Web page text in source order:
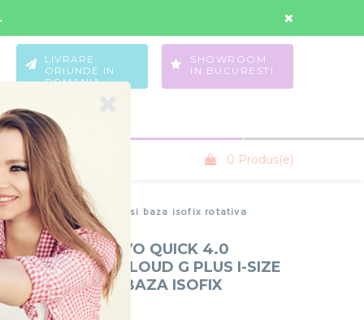
Wishlist
LIVRARE
ORIUNDE IN
ROMANIA
SHOWROOM
IN BUCURESTI
SANIUTE COPII 0 Produs(e)
recline testata ADAC si baza isofix rotativa
4 IN 1 MUUVO QUICK 4.0
CU CYBEX CLOUD G PLUS I-SIZE
ADAC SI BAZA ISOFIX